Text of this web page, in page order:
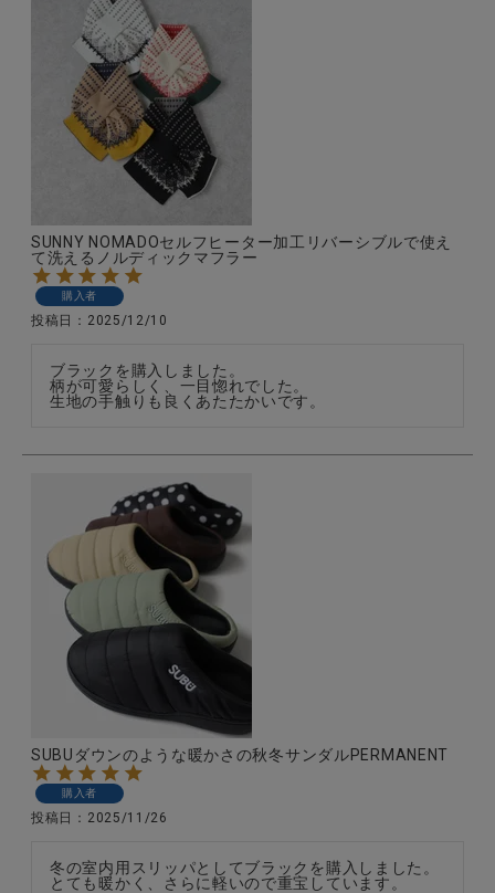
SUNNY NOMADOセルフヒーター加工リバーシブルで使え
て洗えるノルディックマフラー
購入者
投稿日 2025/12/10
ブラックを購入しました。
柄が可愛らしく、一目惚れでした。
生地の手触りも良くあたたかいです。
SUBUダウンのような暖かさの秋冬サンダルPERMANENT
購入者
投稿日 2025/11/26
冬の室内用スリッパとしてブラックを購入しました。
とても暖かく、さらに軽いので重宝しています。